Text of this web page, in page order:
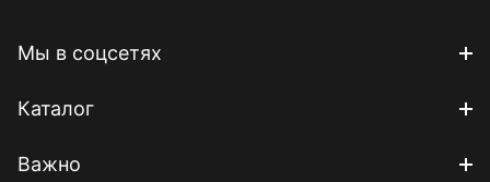
Мы в соцсетях
Каталог
Важно